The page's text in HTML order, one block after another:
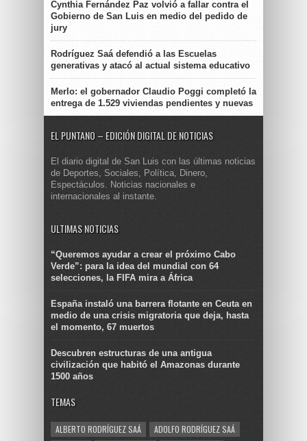
Cynthia Fernández Paz volvió a fallar contra el
Gobierno de San Luis en medio del pedido de
jury
Rodríguez Saá defendió a las Escuelas
generativas y atacó al actual sistema educativo
Merlo: el gobernador Claudio Poggi completó la
entrega de 1.529 viviendas pendientes y nuevas
EL PUNTANO – EDICIÓN DIGITAL DE NOTICIAS
El diario digital de San Luis con las últimas noticias
de Deportes, Sociales, Política, Dinero,
Espectáculos. Noticias nacionales e
internacionales al instante.
ULTIMAS NOTICIAS
“Queremos ayudar a crear el próximo Cabo
Verde”: para la idea del mundial con 64
selecciones, la FIFA mira a África
España instaló una barrera flotante en Ceuta en
medio de una crisis migratoria que deja, hasta
el momento, 67 muertos
Descubren estructuras de una antigua
civilización que habitó el Amazonas durante
1500 años
TEMAS
ALBERTO RODRÍGUEZ SAÁ
ADOLFO RODRÍGUEZ SAÁ